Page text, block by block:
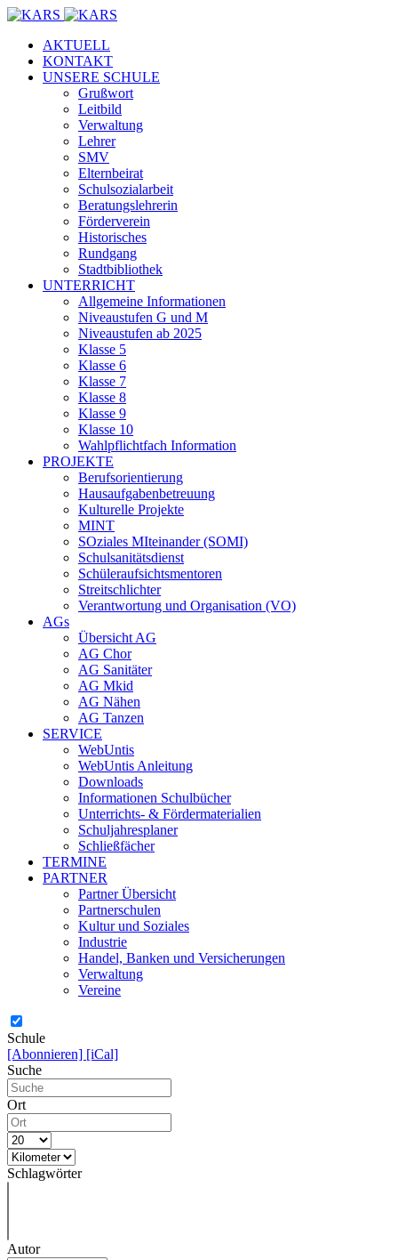
AKTUELL
KONTAKT
UNSERE SCHULE
Grußwort
Leitbild
Verwaltung
Lehrer
SMV
Elternbeirat
Schulsozialarbeit
Beratungslehrerin
Förderverein
Historisches
Rundgang
Stadtbibliothek
UNTERRICHT
Allgemeine Informationen
Niveaustufen G und M
Niveaustufen ab 2025
Klasse 5
Klasse 6
Klasse 7
Klasse 8
Klasse 9
Klasse 10
Wahlpflichtfach Information
PROJEKTE
Berufsorientierung
Hausaufgabenbetreuung
Kulturelle Projekte
MINT
SOziales MIteinander (SOMI)
Schulsanitätsdienst
Schüleraufsichtsmentoren
Streitschlichter
Verantwortung und Organisation (VO)
AGs
Übersicht AG
AG Chor
AG Sanitäter
AG Mkid
AG Nähen
AG Tanzen
SERVICE
WebUntis
WebUntis Anleitung
Downloads
Informationen Schulbücher
Unterrichts- & Fördermaterialien
Schuljahresplaner
Schließfächer
TERMINE
PARTNER
Partner Übersicht
Partnerschulen
Kultur und Soziales
Industrie
Handel, Banken und Versicherungen
Verwaltung
Vereine
Schule
[Abonnieren] [iCal]
Suche
Ort
Schlagwörter
Autor